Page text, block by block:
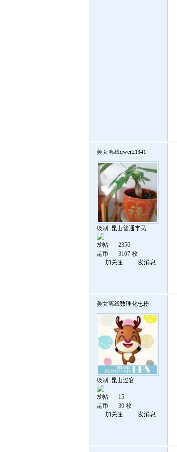
美女离线qwer21341
级别: 昆山普通市民
发帖
2356
昆币
3107 枚
加关注
发消息
美女离线数理化忠粉
级别: 昆山过客
发帖
15
昆币
30 枚
加关注
发消息